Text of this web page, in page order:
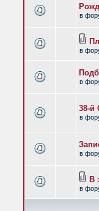
в
в
в
38-й
в
в
В
в